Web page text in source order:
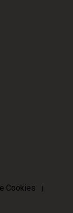
Cookies |